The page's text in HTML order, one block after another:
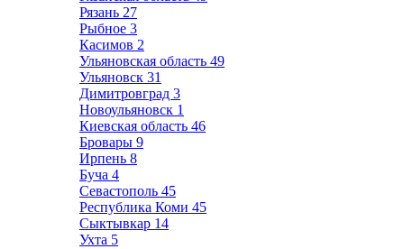
Рязань 27
Рыбное 3
Касимов 2
Ульяновская область 49
Ульяновск 31
Димитровград 3
Новоульяновск 1
Киевская область 46
Бровары 9
Ирпень 8
Буча 4
Севастополь 45
Республика Коми 45
Сыктывкар 14
Ухта 5